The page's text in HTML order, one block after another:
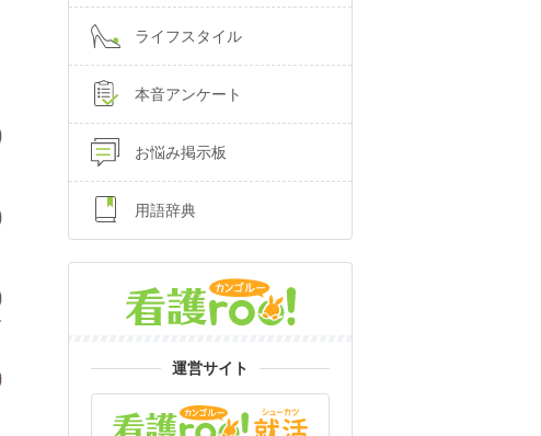
ライフスタイル
本音アンケート
お悩み掲示板
用語辞典
運営サイト